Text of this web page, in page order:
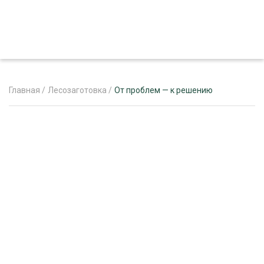
Главная / Лесозаготовка / От проблем — к решению